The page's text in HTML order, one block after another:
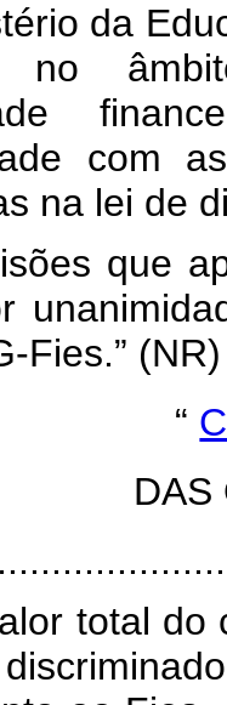
da
no
com
na lei de
que
Fies.” (NR)
“
DAS
total do